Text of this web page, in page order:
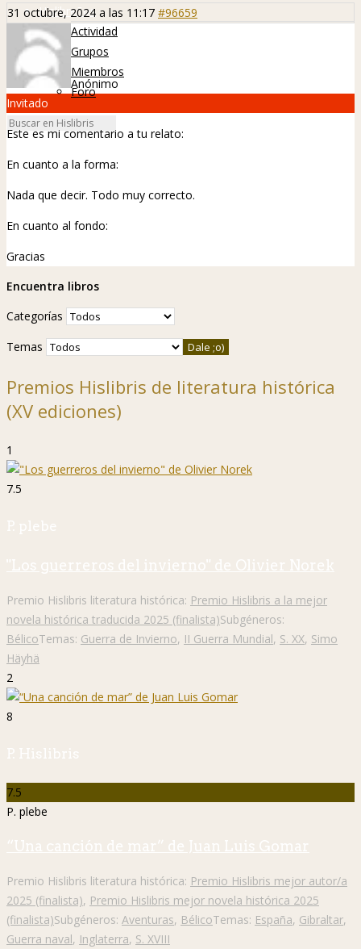
Hislibreños
Actividad
Grupos
Miembros
Foro
31 octubre, 2024 a las 11:17 #96659
Anónimo
Invitado
Este es mi comentario a tu relato:
En cuanto a la forma:
Nada que decir. Todo muy correcto.
En cuanto al fondo:
Gracias
Encuentra libros
Categorías
Temas
Premios Hislibris de literatura histórica
(XV ediciones)
1
7.5
P. plebe
"Los guerreros del invierno" de Olivier Norek
Premio Hislibris literatura histórica: Premio Hislibris a la mejor
novela histórica traducida 2025 (finalista)Subgéneros:
BélicoTemas: Guerra de Invierno, II Guerra Mundial, S. XX, Simo
Häyhä
2
8
P. Hislibris
7.5
P. plebe
“Una canción de mar” de Juan Luis Gomar
Premio Hislibris literatura histórica: Premio Hislibris mejor autor/a
2025 (finalista), Premio Hislibris mejor novela histórica 2025
(finalista)Subgéneros: Aventuras, BélicoTemas: España, Gibraltar,
Guerra naval, Inglaterra, S. XVIII